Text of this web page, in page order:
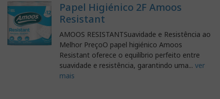
Papel Higiénico 2F Amoos
Resistant
AMOOS RESISTANTSuavidade e Resistência ao
Melhor PreçoO papel higiénico Amoos
Resistant oferece o equilíbrio perfeito entre
suavidade e resistência, garantindo uma... ver
mais